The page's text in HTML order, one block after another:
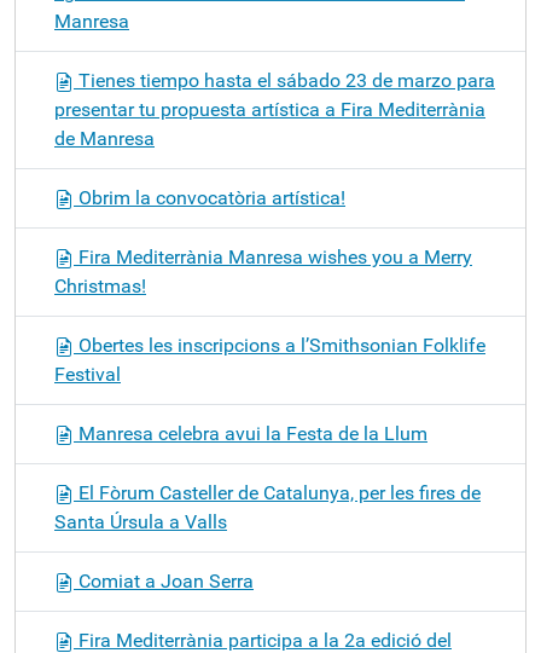
Manresa
Tienes tiempo hasta el sábado 23 de marzo para
presentar tu propuesta artística a Fira Mediterrània
de Manresa
Obrim la convocatòria artística!
Fira Mediterrània Manresa wishes you a Merry
Christmas!
Obertes les inscripcions a l’Smithsonian Folklife
Festival
Manresa celebra avui la Festa de la Llum
El Fòrum Casteller de Catalunya, per les fires de
Santa Úrsula a Valls
Comiat a Joan Serra
Fira Mediterrània participa a la 2a edició del